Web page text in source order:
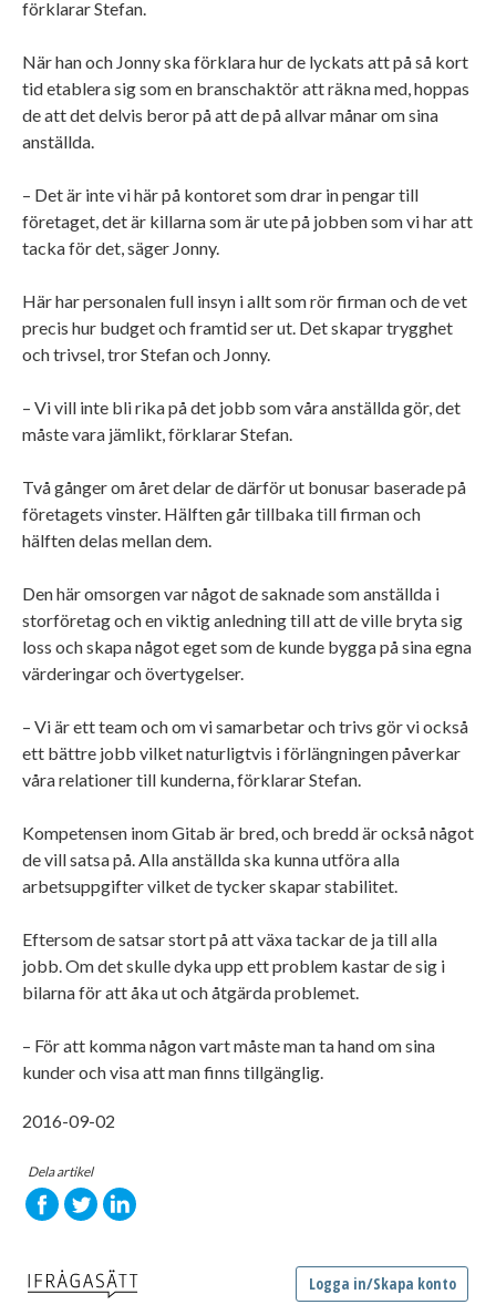
förklarar Stefan.
När han och Jonny ska förklara hur de lyckats att på så kort
tid etablera sig som en branschaktör att räkna med, hoppas
de att det delvis beror på att de på allvar månar om sina
anställda.
– Det är inte vi här på kontoret som drar in pengar till
företaget, det är killarna som är ute på jobben som vi har att
tacka för det, säger Jonny.
Här har personalen full insyn i allt som rör firman och de vet
precis hur budget och framtid ser ut. Det skapar trygghet
och trivsel, tror Stefan och Jonny.
– Vi vill inte bli rika på det jobb som våra anställda gör, det
måste vara jämlikt, förklarar Stefan.
Två gånger om året delar de därför ut bonusar baserade på
företagets vinster. Hälften går tillbaka till firman och
hälften delas mellan dem.
Den här omsorgen var något de saknade som anställda i
storföretag och en viktig anledning till att de ville bryta sig
loss och skapa något eget som de kunde bygga på sina egna
värderingar och övertygelser.
– Vi är ett team och om vi samarbetar och trivs gör vi också
ett bättre jobb vilket naturligtvis i förlängningen påverkar
våra relationer till kunderna, förklarar Stefan.
Kompetensen inom Gitab är bred, och bredd är också något
de vill satsa på. Alla anställda ska kunna utföra alla
arbetsuppgifter vilket de tycker skapar stabilitet.
Eftersom de satsar stort på att växa tackar de ja till alla
jobb. Om det skulle dyka upp ett problem kastar de sig i
bilarna för att åka ut och åtgärda problemet.
– För att komma någon vart måste man ta hand om sina
kunder och visa att man finns tillgänglig.
2016-09-02
Dela artikel